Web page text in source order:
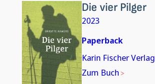
Die vier Pilger
2023
Paperback
Karin Fischer Verlag
Zum Buch